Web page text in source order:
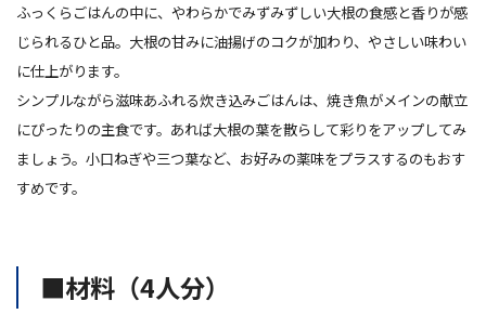
ふっくらごはんの中に、やわらかでみずみずしい大根の食感と香りが感
じられるひと品。大根の甘みに油揚げのコクが加わり、やさしい味わい
に仕上がります。
シンプルながら滋味あふれる炊き込みごはんは、焼き魚がメインの献立
にぴったりの主食です。あれば大根の葉を散らして彩りをアップしてみ
ましょう。小口ねぎや三つ葉など、お好みの薬味をプラスするのもおす
すめです。
■材料（4人分）